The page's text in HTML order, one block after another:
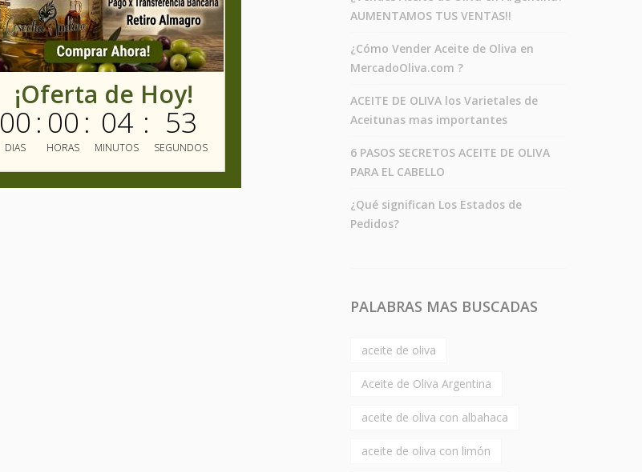
AUMENTAMOS TUS VENTAS!!
¿Cómo Vender Aceite de Oliva en
MercadoOliva.com ?
ACEITE DE OLIVA los Varietales de
Aceitunas mas importantes
6 PASOS SECRETOS ACEITE DE OLIVA
PARA EL CABELLO
¿Qué significan Los Estados de
Pedidos?
PALABRAS MAS BUSCADAS
aceite de oliva
Aceite de Oliva Argentina
aceite de oliva con albahaca
aceite de oliva con limón
¡Oferta de Hoy!
00
DIAS
: 00
HORAS
: 04
MINUTOS
: 52
SEGUNDOS